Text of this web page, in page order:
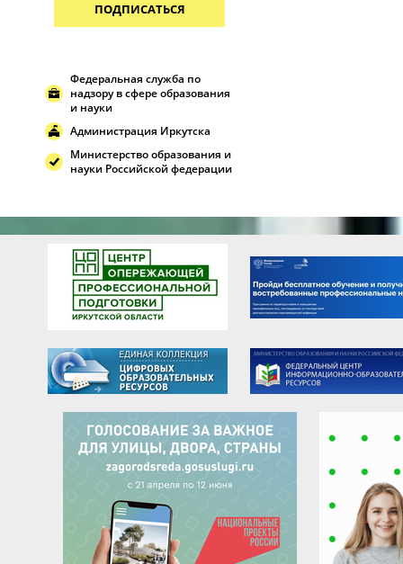
ПОДПИСАТЬСЯ
Федеральная служба по
надзору в сфере образования
и науки
Администрация Иркутска
Министерство образования и
науки Российской федерации